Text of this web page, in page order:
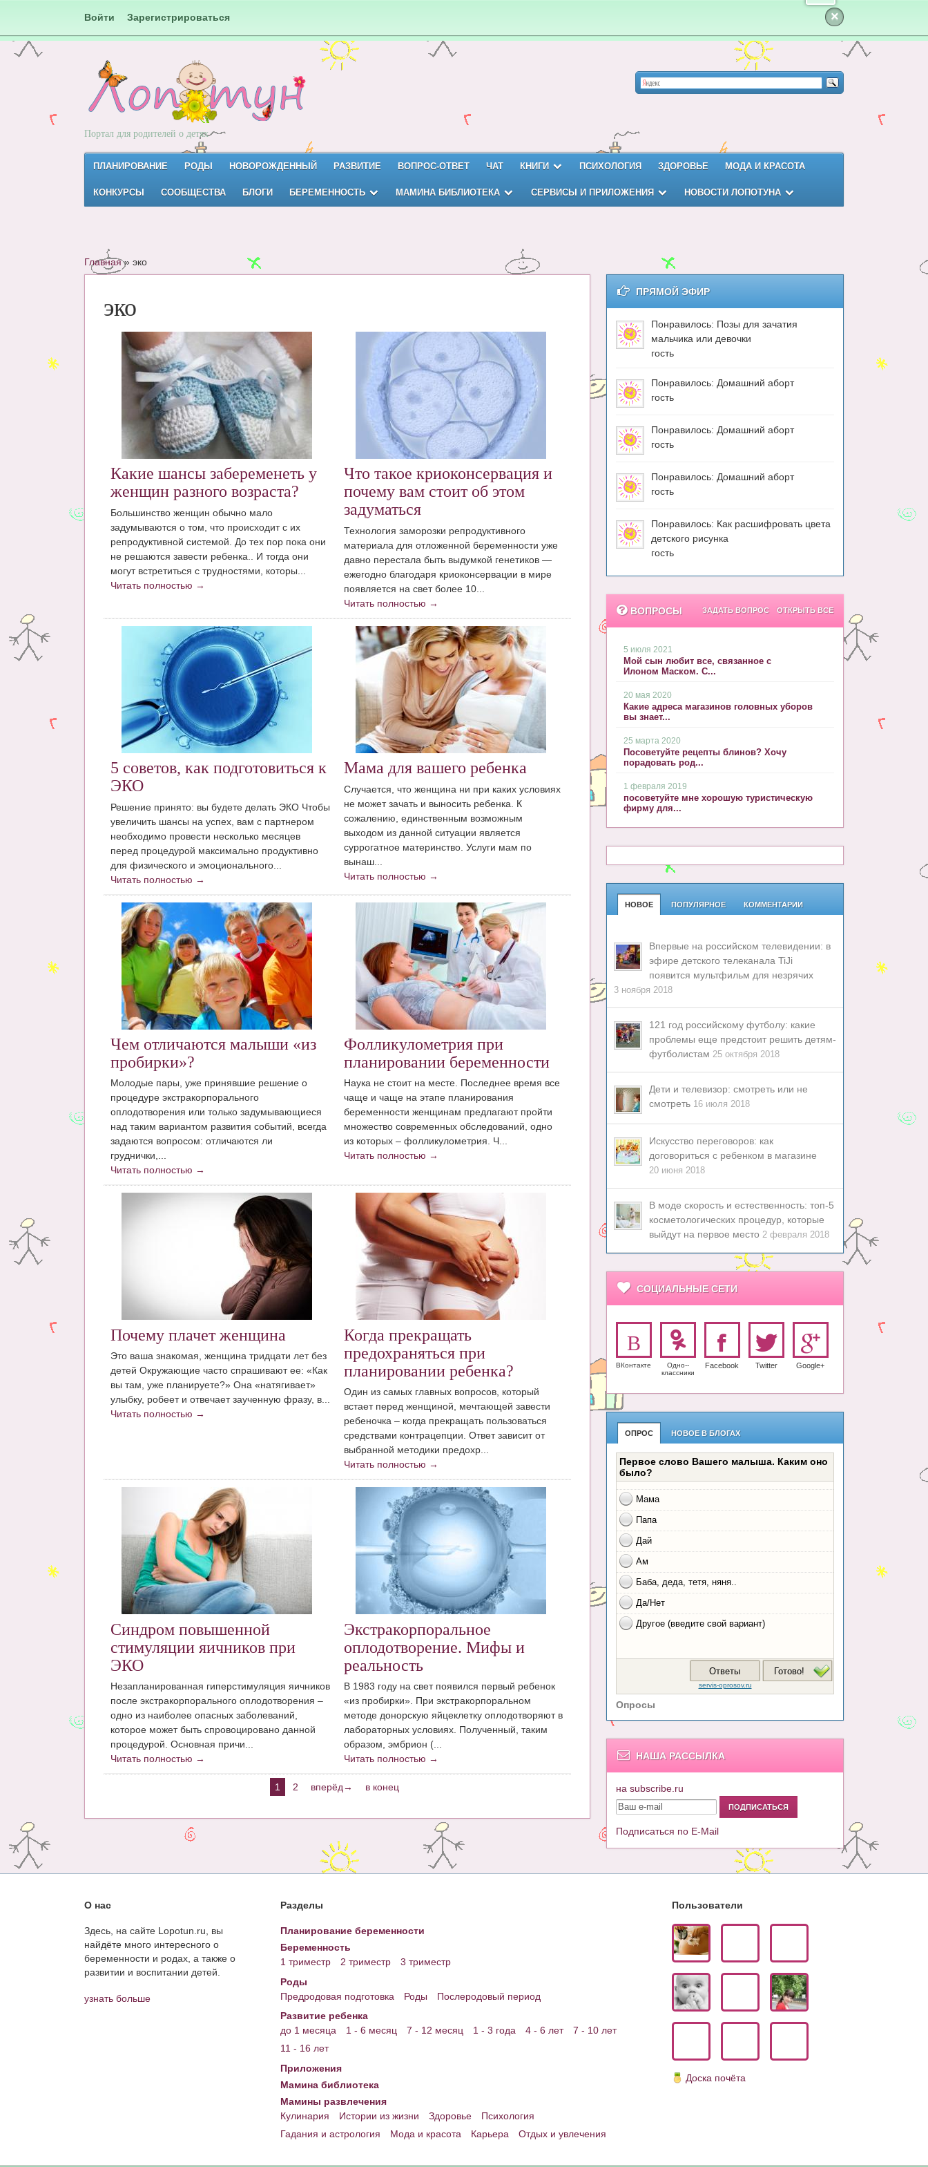
Войти Зарегистрироваться ×
Портал для родителей о детях
ПЛАНИРОВАНИЕ РОДЫ НОВОРОЖДЕННЫЙ РАЗВИТИЕ ВОПРОС-ОТВЕТ ЧАТ КНИГИ ПСИХОЛОГИЯ ЗДОРОВЬЕ МОДА И КРАСОТА
КОНКУРСЫ СООБЩЕСТВА БЛОГИ БЕРЕМЕННОСТЬ МАМИНА БИБЛИОТЕКА СЕРВИСЫ И ПРИЛОЖЕНИЯ НОВОСТИ ЛОПОТУНА
Главная» эко
эко
Какие шансы забеременеть у
женщин разного возраста?
Большинство женщин обычно мало
задумываются о том, что происходит с их
репродуктивной системой. До тех пор пока они
не решаются завести ребенка.. И тогда они
могут встретиться с трудностями, которы...
Читать полностью →
Что такое криоконсервация и
почему вам стоит об этом
задуматься
Технология заморозки репродуктивного
материала для отложенной беременности уже
давно перестала быть выдумкой генетиков —
ежегодно благодаря криоконсервации в мире
появляется на свет более 10...
Читать полностью →
5 советов, как подготовиться к
ЭКО
Решение принято: вы будете делать ЭКО Чтобы
увеличить шансы на успех, вам с партнером
необходимо провести несколько месяцев
перед процедурой максимально продуктивно
для физического и эмоционального...
Читать полностью →
Мама для вашего ребенка
Случается, что женщина ни при каких условиях
не может зачать и выносить ребенка. К
сожалению, единственным возможным
выходом из данной ситуации является
суррогатное материнство. Услуги мам по
вынаш...
Читать полностью →
Чем отличаются малыши «из
пробирки»?
Молодые пары, уже принявшие решение о
процедуре экстракорпорального
оплодотворения или только задумывающиеся
над таким вариантом развития событий, всегда
задаются вопросом: отличаются ли
груднички,...
Читать полностью →
Фолликулометрия при
планировании беременности
Наука не стоит на месте. Последнее время все
чаще и чаще на этапе планирования
беременности женщинам предлагают пройти
множество современных обследований, одно
из которых – фолликулометрия. Ч...
Читать полностью →
Почему плачет женщина
Это ваша знакомая, женщина тридцати лет без
детей Окружающие часто спрашивают ее: «Как
вы там, уже планируете?» Она «натягивает»
улыбку, робеет и отвечает заученную фразу, в...
Читать полностью →
Когда прекращать
предохраняться при
планировании ребенка?
Один из самых главных вопросов, который
встает перед женщиной, мечтающей завести
ребеночка – когда прекращать пользоваться
средствами контрацепции. Ответ зависит от
выбранной методики предохр...
Читать полностью →
Синдром повышенной
стимуляции яичников при
ЭКО
Незапланированная гиперстимуляция яичников
после экстракорпорального оплодотворения –
одно из наиболее опасных заболеваний,
которое может быть спровоцировано данной
процедурой. Основная причи...
Читать полностью →
Экстракорпоральное
оплодотворение. Мифы и
реальность
В 1983 году на свет появился первый ребенок
«из пробирки». При экстракорпоральном
методе донорскую яйцеклетку оплодотворяют в
лабораторных условиях. Полученный, таким
образом, эмбрион (...
Читать полностью →
1 2 вперёд→ в конец
ПРЯМОЙ ЭФИР
Понравилось: Позы для зачатия
мальчика или девочки
гость
Понравилось: Домашний аборт
гость
Понравилось: Домашний аборт
гость
Понравилось: Домашний аборт
гость
Понравилось: Как расшифровать цвета
детского рисунка
гость
ВОПРОСЫ ОТКРЫТЬ ВСЕ
ЗАДАТЬ ВОПРОС
5 июля 2021
Мой сын любит все, связанное с
Илоном Маском. С...
20 мая 2020
Какие адреса магазинов головных уборов
вы знает...
25 марта 2020
Посоветуйте рецепты блинов? Хочу
порадовать род...
1 февраля 2019
посоветуйте мне хорошую туристическую
фирму для...
НОВОЕ ПОПУЛЯРНОЕ КОММЕНТАРИИ
Впервые на российском телевидении: в
эфире детского телеканала TiJi
появится мультфильм для незрячих
3 ноября 2018
121 год российскому футболу: какие
проблемы еще предстоит решить детям-
футболистам 25 октября 2018
Дети и телевизор: смотреть или не
смотреть 16 июля 2018
Искусство переговоров: как
договориться с ребенком в магазине
20 июня 2018
В моде скорость и естественность: топ-5
косметологических процедур, которые
выйдут на первое место 2 февраля 2018
СОЦИАЛЬНЫЕ СЕТИ
ВКонтакте
Одно-­
класс­ники
Facebook Twitter Google+
ОПРОС НОВОЕ В БЛОГАХ
Опросы
НАША РАССЫЛКА
на subscribe.ru
Подписаться по E-Mail
О нас
Здесь, на сайте Lopotun.ru, вы
найдёте много интересного о
беременности и родах, а также о
развитии и воспитании детей.
узнать больше
Разделы
Планирование беременности
Беременность
1 триместр
2 триместр
3 триместр
Роды
Предродовая подготовка
Роды
Послеродовый период
Развитие ребенка
до 1 месяца
1 - 6 месяц 7 - 12 месяц 1 - 3 года 4 - 6 лет
7 - 10 лет
11 - 16 лет
Приложения
Мамина библиотека
Мамины развлечения
Кулинария
Истории из жизни Здоровье
Психология
Гадания и астрология
Мода и красота Карьера Отдых и увлечения
Пользователи
Доска почёта